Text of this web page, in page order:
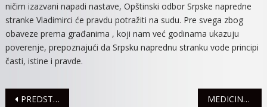
ničim izazvani napadi nastave, Opštinski odbor Srpske napredne
stranke Vladimirci će pravdu potražiti na sudu. Pre svega zbog
obaveze prema građanima , koji nam već godinama ukazuju
poverenje, prepoznajući da Srpsku naprednu stranku vode principi
časti, istine i pravde.
Navigacija
PREDSTAVA „SREM, NAŠA KUĆA“ PONOVO NA REPERTOARU 9. MARTA MEDICINSKA OPREMA ZA ODELJENJE HEMODIJALIZE